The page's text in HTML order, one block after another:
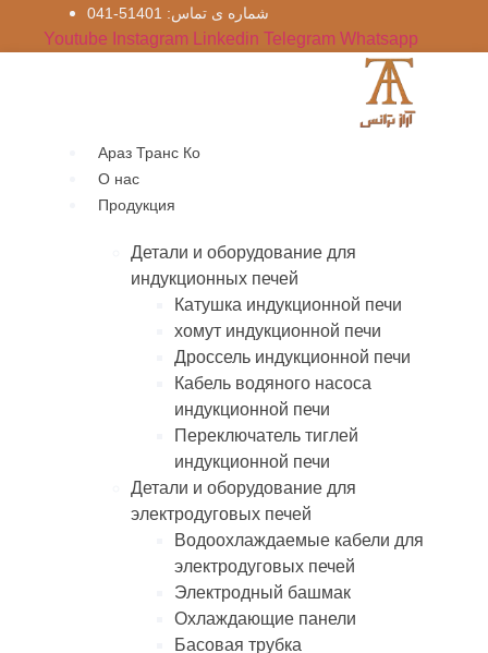
شماره‌ ی تماس: 51401-041
Youtube Instagram Linkedin Telegram Whatsapp
Араз Транс Ко
О нас
Продукция
Детали и оборудование для
индукционных печей
Катушка индукционной печи
хомут индукционной печи
Дроссель индукционной печи
Кабель водяного насоса
индукционной печи
Переключатель тиглей
индукционной печи
Детали и оборудование для
электродуговых печей
Водоохлаждаемые кабели для
электродуговых печей
Электродный башмак
Охлаждающие панели
Басовая трубка